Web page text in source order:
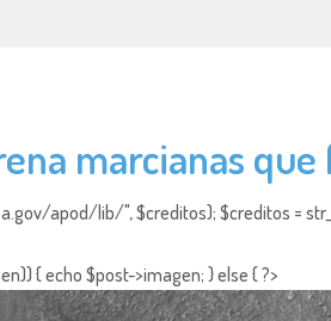
marcianas
apod/lib/", $creditos); $creditos =
{ echo $post->imagen; } else { ?>